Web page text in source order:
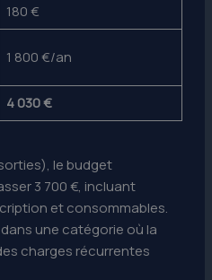
180 €
1 800 €/an
4 030 €
le budget
3 700 €, incluant
et consommables.
une catégorie où la
charges récurrentes